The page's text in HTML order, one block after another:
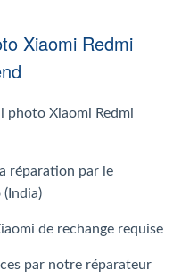
Xiaomi Redmi
photo Xiaomi Redmi
réparation par le
de rechange requise
par notre réparateur